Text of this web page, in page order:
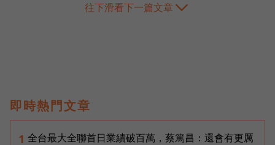
往下滑看下一篇文章
即時熱門文章
1 全台最大全聯首日業績破百萬，蔡篤昌：還會有更厲